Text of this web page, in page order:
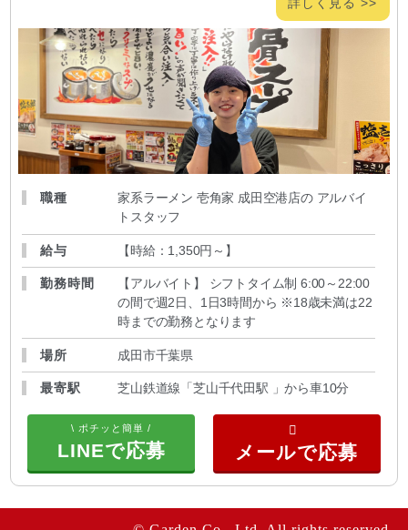
詳しく見る >>
職種
家系ラーメン 壱角家 成田空港店の アルバイ
トスタッフ
給与 【時給：1,350円～ 】
勤務時間
【アルバイト】 シフトタイム制 6:00～22:00
の間で週2日、1日3時間から ※18歳未満は22
時までの勤務となります
場所 成田市千葉県
最寄駅 芝山鉄道線「芝山千代田駅 」から車10分
\ ポチッと簡単 /
LINEで応募